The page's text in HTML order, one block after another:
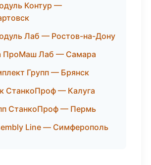
Контур —
Лаб — Ростов-на-Дону
ПроМаш Лаб — Самара
Групп — Брянск
СтанкоПроф — Калуга
СтанкоПроф — Пермь
Line — Симферополь